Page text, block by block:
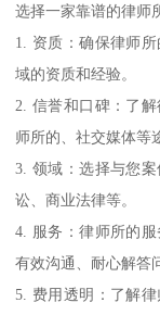
选择一家靠谱的律师
1. 资质：确保律师
域的资质和经验。
2. 信誉和口碑：了
师所的、社交媒体等
3. 领域：选择与您
讼、商业法律等。
4. 服务：律师所的
有效沟通、耐心解答
5. 费用透明：了解